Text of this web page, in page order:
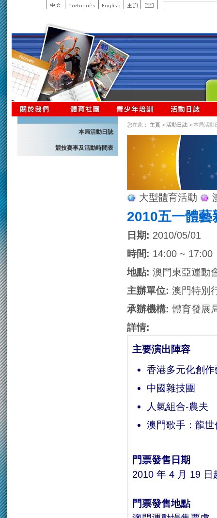
本局活動日誌
競技賽事及活動時間表
您在此： 主頁 > 活動日誌 > 本局活動
大型體育活動
2010五一體
日期: 2010/05/01
時間: 14:00 ~ 17:00
地點: 澳門東亞運動
主辦單位: 澳門特別
承辦機構: 體育發展
詳情:
主要演出陣容
香港多元化創
中國雜技團
人氣組合-農夫
澳門歌手：龍
門票發售日期
2010 年 4 月 19 日
門票發售地點